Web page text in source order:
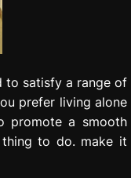
to satisfy a range of
prefer living alone
promote a smooth
to do. make it